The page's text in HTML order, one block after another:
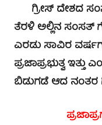
ಗ್ರೀಸ್ ದೇಶದ
ತೆರಳಿ ಅಲ್ಲಿನ ಸಂಸತ್
ಎರಡು ಸಾವಿರ
ಪ್ರಜಾಪ್ರಭುತ್ವ
ಬಿಡುಗಡೆ ಆದ ನಂತರ